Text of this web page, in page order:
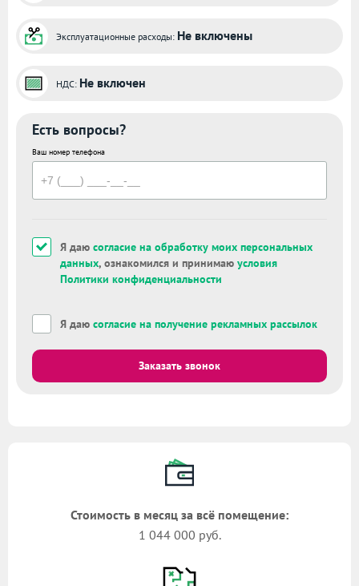
Эксплуатационные расходы: Не включены
НДС: Не включен
Есть вопросы?
Ваш номер телефона
Я даю согласие на обработку моих персональных
данных, ознакомился и принимаю условия
Политики конфиденциальности
Я даю согласие на получение рекламных рассылок
Заказать звонок
Стоимость в месяц за всё помещение:
1 044 000 руб.